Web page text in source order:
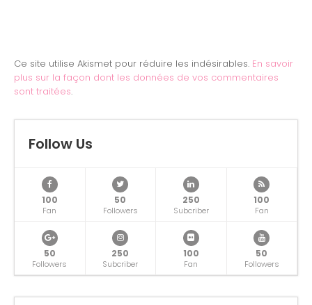
Ce site utilise Akismet pour réduire les indésirables. En savoir
plus sur la façon dont les données de vos commentaires
sont traitées.
Follow Us
100
Fan
50
Followers
250
Subcriber
100
Fan
50
Followers
250
Subcriber
100
Fan
50
Followers